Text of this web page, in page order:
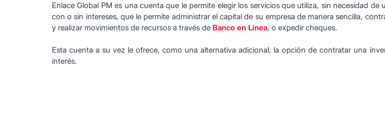
Enlace Global PM es una cuenta que le permite elegir los servicios que utiliza, sin necesidad
con o sin intereses, que le permite administrar el capital de su empresa de manera sencilla,
y realizar movimientos de recursos a través de Banco en Línea, o expedir cheques.
Esta cuenta a su vez le ofrece, como una alternativa adicional, la opción de contratar una
interés.